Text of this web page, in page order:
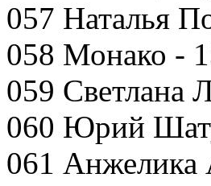
057 Наталья
058 Монако -
059 Светлана
060 Юрий
061 Анжелика